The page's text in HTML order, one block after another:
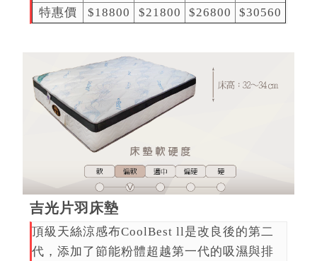
特惠價
$18800 $21800 $26800 $30560
吉光片羽床墊
頂級天絲涼感布CoolBest ll是改良後的第二
代，添加了節能粉體超越第一代的吸濕與排